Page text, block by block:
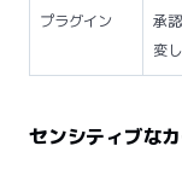
プラグイン 承
変
センシティブな